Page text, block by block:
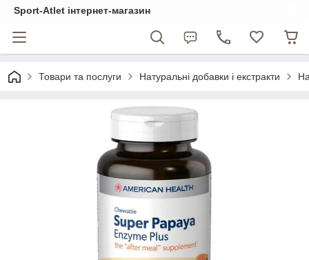
Sport-Atlet інтернет-магазин
Товари та послуги Натуральні добавки і екстракти